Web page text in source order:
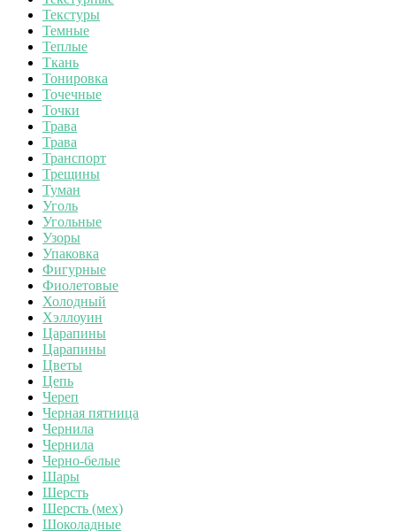
Текстуры
Темные
Теплые
Ткань
Тонировка
Точечные
Точки
Трава
Трава
Транспорт
Трещины
Туман
Уголь
Угольные
Узоры
Упаковка
Фигурные
Фиолетовые
Холодный
Хэллоуин
Царапины
Царапины
Цветы
Цепь
Череп
Черная пятница
Чернила
Чернила
Черно-белые
Шары
Шерсть
Шерсть (мех)
Шоколадные